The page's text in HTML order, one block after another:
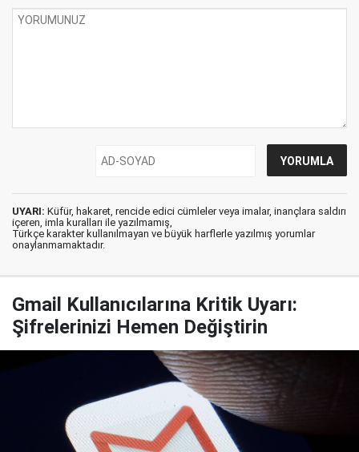
UYARI: Küfür, hakaret, rencide edici cümleler veya imalar, inançlara saldırı
içeren, imla kuralları ile yazılmamış,
Türkçe karakter kullanılmayan ve büyük harflerle yazılmış yorumlar
onaylanmamaktadır.
Gmail Kullanıcılarına Kritik Uyarı:
Şifrelerinizi Hemen Değiştirin